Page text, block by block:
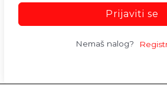
Prijaviti se
Nemaš nalog?